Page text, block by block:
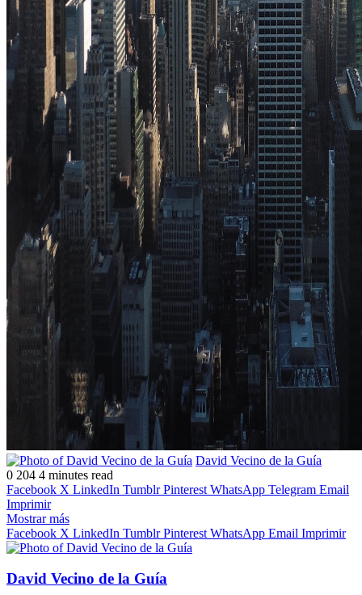
David Vecino de la Guía
X
email
0 204 4 minutes read
Facebook X LinkedIn Tumblr Pinterest WhatsApp Telegram Email
Imprimir
Mostrar más
Facebook X LinkedIn Tumblr Pinterest WhatsApp Email Imprimir
David Vecino de la Guía